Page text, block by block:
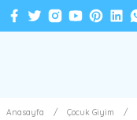
Anasayfa Çocuk Giyim